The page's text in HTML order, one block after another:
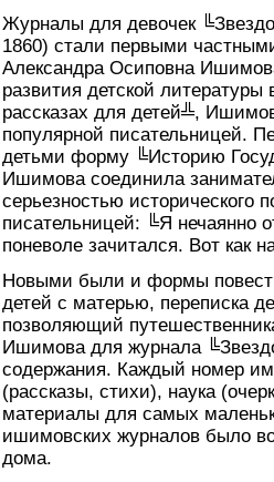
Журналы для девочек
1860) стали первыми
Александра Осиповна
развития детской
рассказах для детей╩,
популярной писательницей.
детьми форму ╚Историю
Ишимова соединила
серьезностью исторического
писательницей: ╚Я нечаянно
поневоле зачитался. Вот как
Новыми были и формы
детей с матерью, переписка
позволяющий
Ишимова для журнала
содержания. Каждый номер
(рассказы, стихи), наука
материалы для самых
ишимовских журналов было
дома.